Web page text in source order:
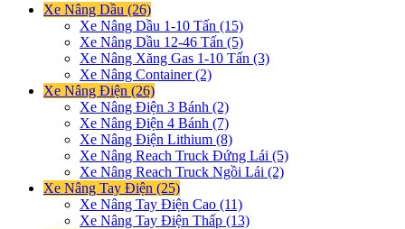
Xe Nâng Dầu (26)
Xe Nâng Dầu 1-10 Tấn (15)
Xe Nâng Dầu 12-46 Tấn (5)
Xe Nâng Xăng Gas 1-10 Tấn (3)
Xe Nâng Container (2)
Xe Nâng Điện (26)
Xe Nâng Điện 3 Bánh (2)
Xe Nâng Điện 4 Bánh (7)
Xe Nâng Điện Lithium (8)
Xe Nâng Reach Truck Đứng Lái (5)
Xe Nâng Reach Truck Ngồi Lái (2)
Xe Nâng Tay Điện (25)
Xe Nâng Tay Điện Cao (11)
Xe Nâng Tay Điện Thấp (13)